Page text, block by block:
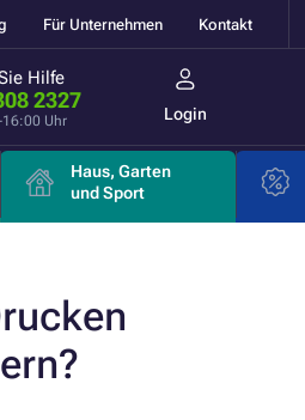
Für Unternehmen Kontakt
Hilfe
2327
16:00 Uhr Login
Haus, Garten
und Sport